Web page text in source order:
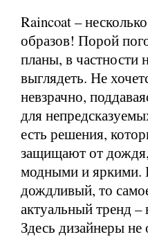
Raincoat –
образов! Порой
планы, в частности
выглядеть. Не
невзрачно,
для
есть решения,
защищают от
модными и яркими.
дождливый, то
актуальный тренд –
Здесь дизайнеры не